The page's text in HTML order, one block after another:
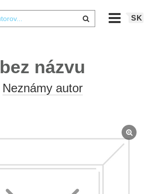
SK
bez názvu
Neznámy autor